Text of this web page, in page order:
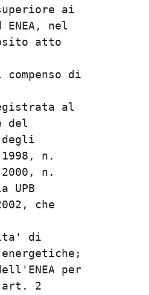
non superiore ai
ed ENEA, nel
di apposito atto
il compenso di
inclusa;
registrata al
l'attuazione del
termici degli
1998, n.
20 luglio 2000, n.
della UPB
2002, che
dell'attivita' di
energetiche;
dell'ENEA per
all'art. 2